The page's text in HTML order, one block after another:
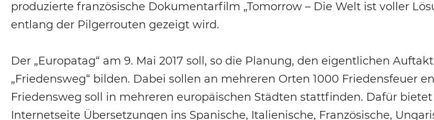
produzierte französische Dokumentarfilm „Tomorrow – Die Welt ist voller
entlang der Pilgerrouten gezeigt wird.
Der „Europatag“ am 9. Mai 2017 soll, so die Planung, den eigentlichen
„Friedensweg“ bilden. Dabei sollen an mehreren Orten 1000 Friedensfeuer
Friedensweg soll in mehreren europäischen Städten stattfinden. Dafür
Internetseite Übersetzungen ins Spanische, Italienische, Französische,